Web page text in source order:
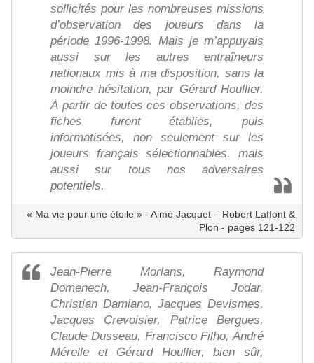
sollicités pour les nombreuses missions
d’observation des joueurs dans la
période 1996-1998. Mais je m’appuyais
aussi sur les autres entraîneurs
nationaux mis à ma disposition, sans la
moindre hésitation, par Gérard Houllier.
À partir de toutes ces observations, des
fiches furent établies, puis
informatisées, non seulement sur les
joueurs français sélectionnables, mais
aussi sur tous nos adversaires
potentiels.
« Ma vie pour une étoile » - Aimé Jacquet – Robert Laffont &
Plon - pages 121-122
Jean-Pierre Morlans, Raymond
Domenech, Jean-François Jodar,
Christian Damiano, Jacques Devismes,
Jacques Crevoisier, Patrice Bergues,
Claude Dusseau, Francisco Filho, André
Mérelle et Gérard Houllier, bien sûr,